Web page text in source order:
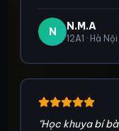
N N.M.A
12A1 · Hà Nội
"Học khuya bí